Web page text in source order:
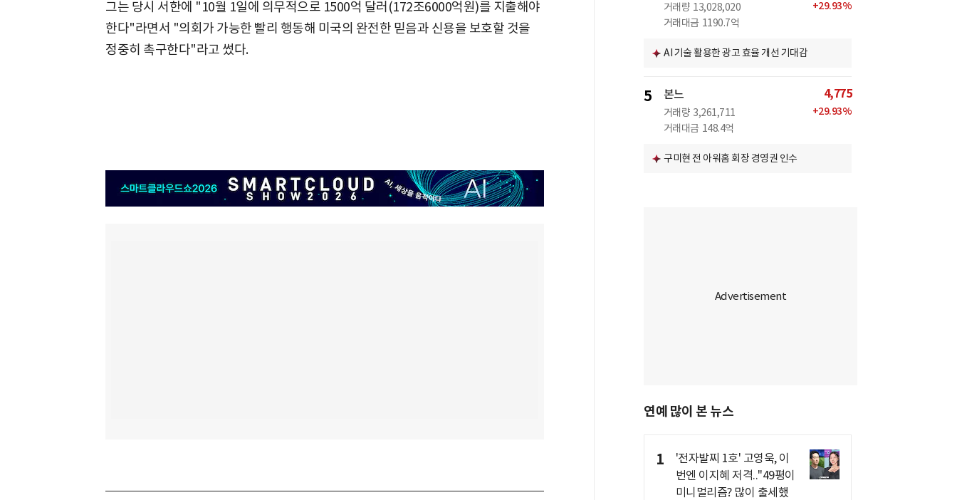
그는 당시 서한에 "10월 1일에 의무적으로 1500억 달러(172조6000억원)를 지출해야
한다"라면서 "의회가 가능한 빨리 행동해 미국의 완전한 믿음과 신용을 보호할 것을
정중히 촉구한다"라고 썼다.
거래량 13,028,020
거래대금 1190.7억
+29.93%
AI 기술 활용한 광고 효율 개선 기대감
5 본느
거래량 3,261,711
거래대금 148.4억
4,775
+29.93%
구미현 전 아워홈 회장 경영권 인수
연예 많이 본 뉴스
1
'전자발찌 1호' 고영욱, 이
번엔 이지혜 저격.."49평이
미니멀리즘? 많이 출세했